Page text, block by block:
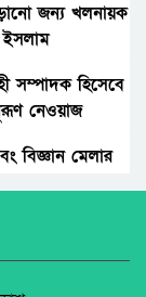
সদস্যদের
মামলা :
টাকার মুল্যবান
জন্য খলনায়ক
ইসলাম
সম্পাদক হিসেবে
নেওয়াজ
বিজ্ঞান মেলার